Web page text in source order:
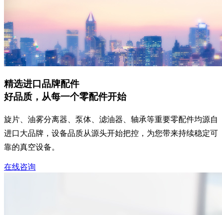
精选进口品牌配件
好品质，从每一个零配件开始
旋片、油雾分离器、泵体、滤油器、轴承等重要零配件均源自
进口大品牌，设备品质从源头开始把控，为您带来持续稳定可
靠的真空设备。
在线咨询